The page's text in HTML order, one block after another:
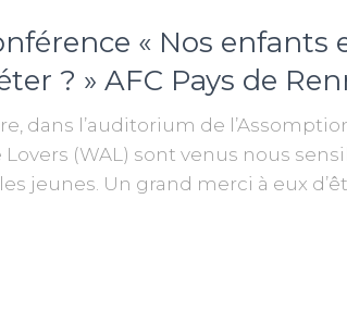
« Nos
? » AFC Pays de
dans l’auditorium de
Lovers (WAL) sont venus nous
jeunes. Un grand merci à eux